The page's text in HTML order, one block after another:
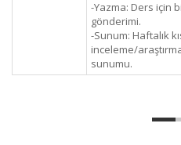
-Yazma: Ders için
gönderimi.
-Sunum: Haftalık
inceleme/
sunumu.